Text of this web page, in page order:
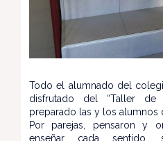
Todo el alumnado del
disfrutado del “Taller
preparado las y los alumnos
Por parejas, pensaron y
enseñar cada sentido,